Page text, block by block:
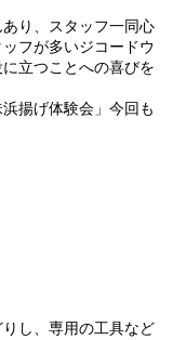
り、スタッフ一同心
フが多いジコードウ
立つことへの喜びを
揚げ体験会」今回も
し、専用の工具など